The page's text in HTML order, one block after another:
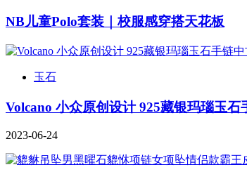
NB儿童Polo套装｜校服感穿搭天花板
玉石
Volcano 小众原创设计 925藏银玛瑙玉石
2023-06-24